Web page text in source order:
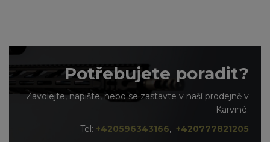
Potřebujete poradit?
Zavolejte, napište, nebo se zastavte v naší prodejně v
Karviné.
Tel: +420596343166, +420777821205